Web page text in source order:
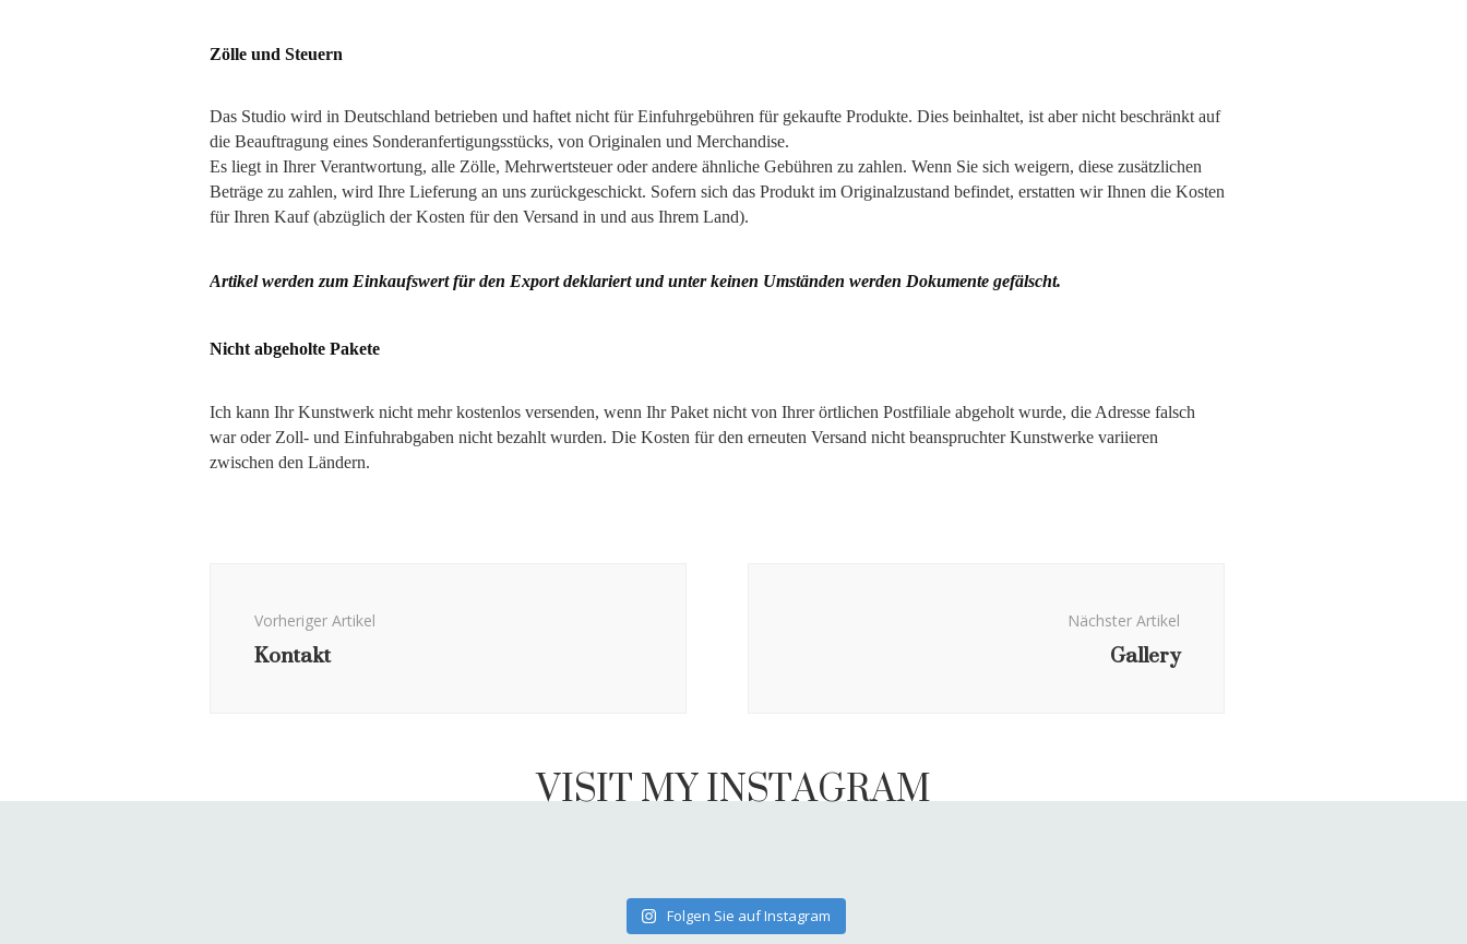
Zölle und Steuern
Das Studio wird in Deutschland betrieben und haftet nicht für Einfuhrgebühren für gekaufte Produkte. Dies beinhaltet, ist aber nicht beschränkt auf
die Beauftragung eines Sonderanfertigungsstücks, von Originalen und Merchandise.
Es liegt in Ihrer Verantwortung, alle Zölle, Mehrwertsteuer oder andere ähnliche Gebühren zu zahlen. Wenn Sie sich weigern, diese zusätzlichen
Beträge zu zahlen, wird Ihre Lieferung an uns zurückgeschickt. Sofern sich das Produkt im Originalzustand befindet, erstatten wir Ihnen die Kosten
für Ihren Kauf (abzüglich der Kosten für den Versand in und aus Ihrem Land).
Artikel werden zum Einkaufswert für den Export deklariert und unter keinen Umständen werden Dokumente gefälscht.
Nicht abgeholte Pakete
Ich kann Ihr Kunstwerk nicht mehr kostenlos versenden, wenn Ihr Paket nicht von Ihrer örtlichen Postfiliale abgeholt wurde, die Adresse falsch
war oder Zoll- und Einfuhrabgaben nicht bezahlt wurden. Die Kosten für den erneuten Versand nicht beanspruchter Kunstwerke variieren
zwischen den Ländern.
Vorheriger Artikel
Kontakt
Nächster Artikel
Gallery
VISIT MY INSTAGRAM
Folgen Sie auf Instagram